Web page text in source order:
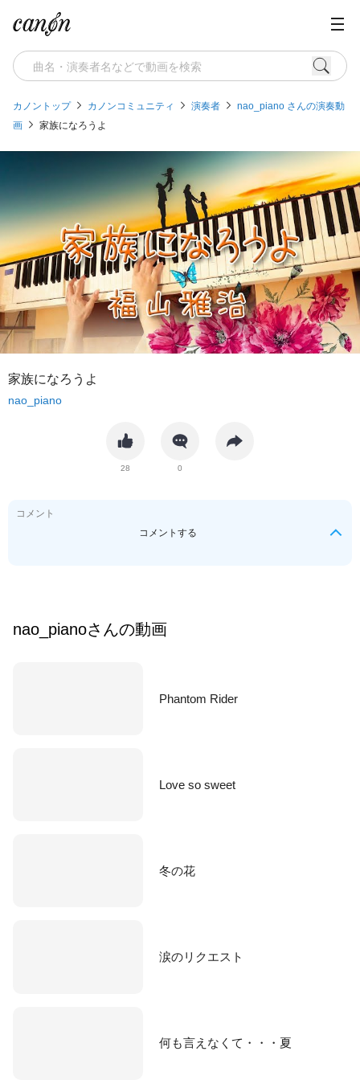
カノントップ カノンコミュニティ 演奏者
nao_piano さんの演奏動
画
家族になろうよ
家族になろうよ
nao_piano
28 0
コメント
コメントする
nao_pianoさんの動画
Phantom Rider
Love so sweet
冬の花
涙のリクエスト
何も言えなくて・・・夏